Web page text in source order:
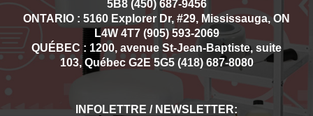
5B8 (450) 687-9456
ONTARIO : 5160 Explorer Dr, #29, Mississauga, ON
L4W 4T7 (905) 593-2069
QUÉBEC : 1200, avenue St-Jean-Baptiste, suite
103, Québec G2E 5G5 (418) 687-8080
INFOLETTRE / NEWSLETTER: